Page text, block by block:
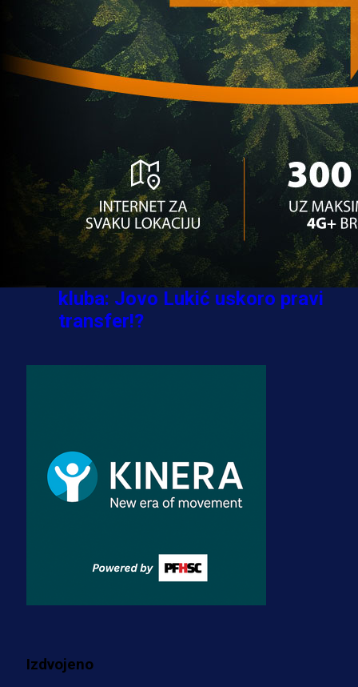
Ovo niko nije očekivao: Nikola
Vasilj iznenadio izborom novog
kluba!
3 sedmica 5 dan
A Selekcija
Jovo Lukić ima novi klub: Trener
Cluja praktično potvrdio veliki
transfer!
3 dan 21 h
A Selekcija
Stigla potvrda od predsjednika
kluba: Jovo Lukić uskoro pravi
transfer!?
dres BiH!
3 sedmica 4 dan
Premijer liga BiH
za pranje novca, pretresaju
prostorije FK Borac!
Izdvojeno